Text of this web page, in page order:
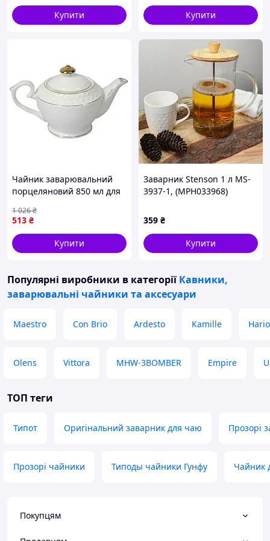
Купити Купити
Чайник заварювальний
порцеляновий 850 мл для
серія Снігова королева
513 ₴
1 026₴
Купити
Заварник Stenson 1 л MS-
3937-1, (MPH033968)
359 ₴
Купити
Популярні виробники в категорії Кавники,
заварювальні чайники та аксесуари
Maestro Con Brio Ardesto Kamille Hario
Olens Vittora MHW-3BOMBER Empire
ТОП теги
Типот Оригінальний заварник для чаю Прозорі
Прозорі чайники Типоды чайники Гунфу Чайник
Покупцям